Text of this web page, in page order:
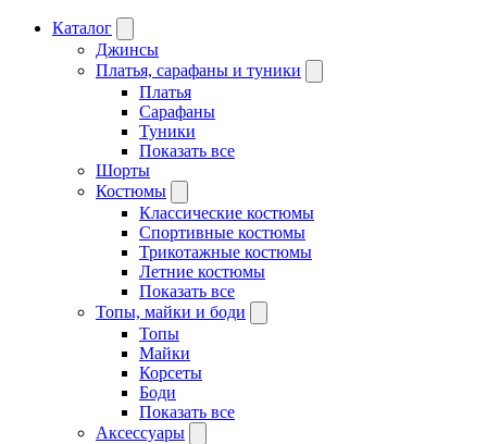
Каталог
Джинсы
Платья, сарафаны и туники
Платья
Сарафаны
Туники
Показать все
Шорты
Костюмы
Классические костюмы
Спортивные костюмы
Трикотажные костюмы
Летние костюмы
Показать все
Топы, майки и боди
Топы
Майки
Корсеты
Боди
Показать все
Аксессуары